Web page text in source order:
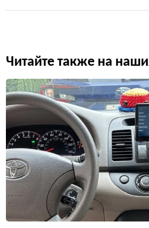
Читайте также на